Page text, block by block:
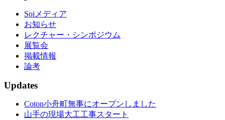
Soiメディア
お知らせ
レクチャー・シンポジウム
展覧会
掲載情報
論考
Updates
Coton小舟町無事にオープンしました
山手の現場大工工事スタート